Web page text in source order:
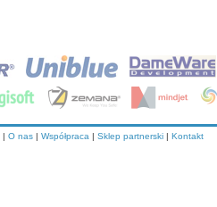
| O nas | Współpraca | Sklep partnerski | Kontakt